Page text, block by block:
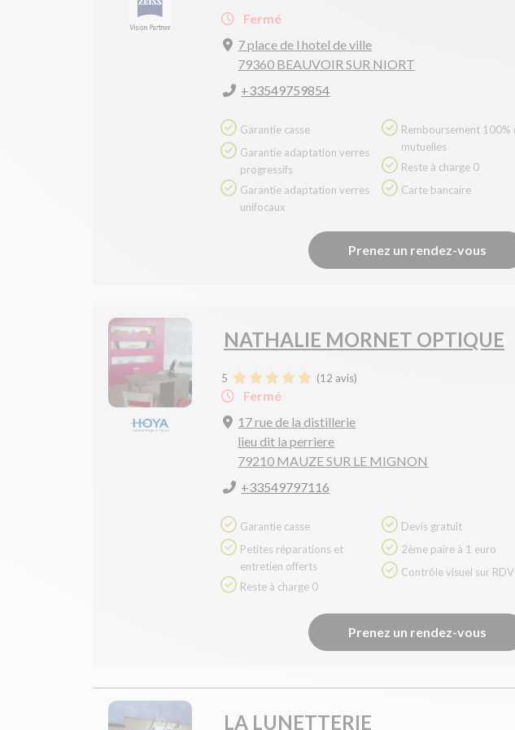
Fermé
7 place de l hotel de ville
79360 BEAUVOIR SUR NIORT
+33549759854
Garantie casse
progressifs
unifocaux
mutuelles
Reste à charge 0
Carte bancaire
Prenez un rendez-vous
NATHALIE MORNET OPTIQUE
5 (12 avis)
Fermé
17 rue de la distillerie
lieu dit la perriere
79210 MAUZE SUR LE MIGNON
+33549797116
Garantie casse
entretien offerts
Reste à charge 0
Devis gratuit
2ème paire à 1 euro
Contrôle visuel sur RDV
Prenez un rendez-vous
LA LUNETTERIE